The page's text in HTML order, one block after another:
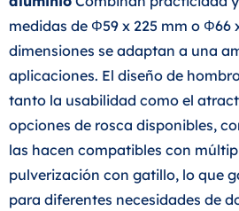
medidas de Φ59 x 225 mm o Φ66
dimensiones se adaptan a una
aplicaciones. El diseño de
tanto la usabilidad como el
opciones de rosca disponibles,
las hacen compatibles con
pulverización con gatillo, lo que
para diferentes necesidades de